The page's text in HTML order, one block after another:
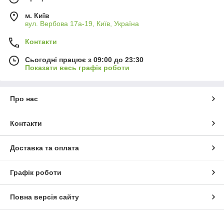
м. Київ
вул. Вербова 17а-19, Київ, Україна
Контакти
Сьогодні працює з 09:00 до 23:30
Показати весь графік роботи
Про нас
Контакти
Доставка та оплата
Графік роботи
Повна версія сайту